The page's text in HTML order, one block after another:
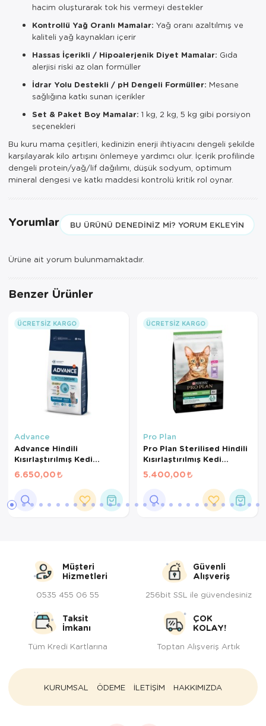
hacim oluşturarak tok his vermeyi destekler
Kontrollü Yağ Oranlı Mamalar: Yağ oranı azaltılmış ve
kaliteli yağ kaynakları içerir
Hassas İçerikli / Hipoalerjenik Diyet Mamalar: Gıda
alerjisi riski az olan formüller
İdrar Yolu Destekli / pH Dengeli Formüller: Mesane
sağlığına katkı sunan içerikler
Set & Paket Boy Mamalar: 1 kg, 2 kg, 5 kg gibi porsiyon
seçenekleri
Bu kuru mama çeşitleri, kedinizin enerji ihtiyacını dengeli şekilde
karşılayarak kilo artışını önlemeye yardımcı olur. İçerik profilinde
dengeli protein/yağ/lif dağılımı, düşük sodyum, optimum
mineral dengesi ve katkı maddesi kontrolü kritik rol oynar.
Yorumlar BU ÜRÜNÜ DENEDINIZ MI? YORUM EKLEYIN
Ürüne ait yorum bulunmamaktadır.
Benzer Ürünler
ÜCRETSIZ KARGO
Advance
Advance Hindili
Kısırlaştırılmış Kedi
Maması 15Kg
6.650,00
ÜCRETSIZ KARGO
Pro Plan
Pro Plan Sterilised Hindili
Kısırlaştırılmış Kedi
Maması 10 Kg
5.400,00
Müşteri
Hizmetleri
0535 455 06 55
Güvenli
Alışveriş
256bit SSL ile güvendesiniz
Taksit
İmkanı
Tüm Kredi Kartlarına
ÇOK
KOLAY!
Toptan Alışveriş Artık
KURUMSAL ÖDEME İLETİŞİM HAKKIMIZDA